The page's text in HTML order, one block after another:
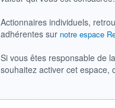
Actionnaires individuels,
adhérentes sur notre espace
Si vous êtes responsable de
souhaitez activer cet espace,